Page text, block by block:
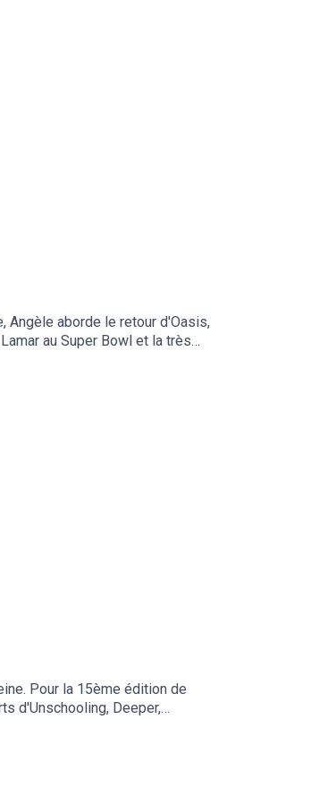
Angèle aborde le retour d'Oasis,
au Super Bowl et la très
Pour la 15ème édition de
d'Unschooling, Deeper,